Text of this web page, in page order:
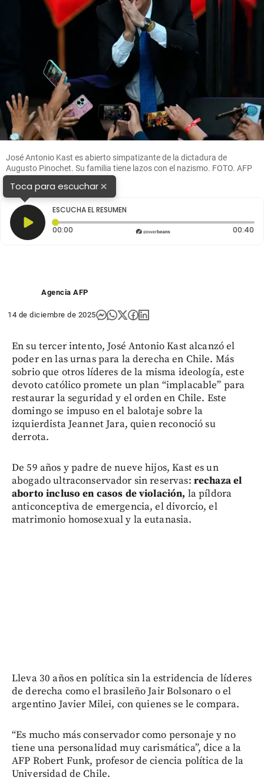
José Antonio Kast es abierto simpatizante de la dictadura de
Augusto Pinochet. Su familia tiene lazos con el nazismo. FOTO. AFP
Toca para escuchar×
ESCUCHA EL RESUMEN
00:00 Tiempo transcurrido: 0 segundos 00:40
Agencia AFP
14 de diciembre de 2025
En su tercer intento, José Antonio Kast alcanzó el
poder en las urnas para la derecha en Chile. Más
sobrio que otros líderes de la misma ideología, este
devoto católico promete un plan “implacable” para
restaurar la seguridad y el orden en Chile. Este
domingo se impuso en el balotaje sobre la
izquierdista Jeannet Jara, quien reconoció su
derrota.
De 59 años y padre de nueve hijos, Kast es un
abogado ultraconservador sin reservas: rechaza el
aborto incluso en casos de violación, la píldora
anticonceptiva de emergencia, el divorcio, el
matrimonio homosexual y la eutanasia.
Lleva 30 años en política sin la estridencia de líderes
de derecha como el brasileño Jair Bolsonaro o el
argentino Javier Milei, con quienes se le compara.
“Es mucho más conservador como personaje y no
tiene una personalidad muy carismática”, dice a la
AFP Robert Funk, profesor de ciencia política de la
Universidad de Chile.